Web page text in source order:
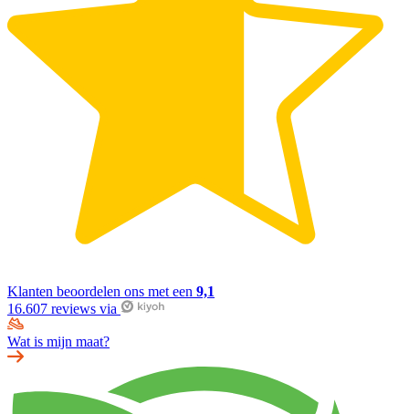
Klanten beoordelen ons met een 9,1
16.607 reviews via
Wat is mijn maat?